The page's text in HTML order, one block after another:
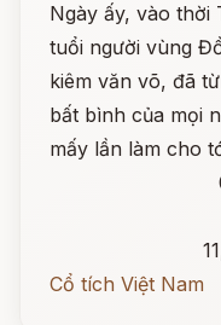
Ngày ấy, vào thời
tuổi người vùng
kiêm văn võ, đã
bất bình của mọi
mấy lần làm cho
Cổ tích Việt Nam